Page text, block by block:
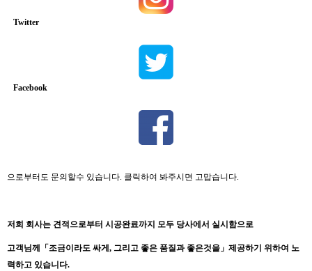
Twitter
Facebook
으로부터도 문의할수 있습니다. 클릭하여 봐주시면 고맙습니다.
저희 회사는 견적으로부터 시공완료까지 모두 당사에서 실시함으로
고객님께 「 조금이라도 싸게 , 그리고 좋은 품질과 좋은것을 」 제공하기 위하여 노
력하고 있습니다.